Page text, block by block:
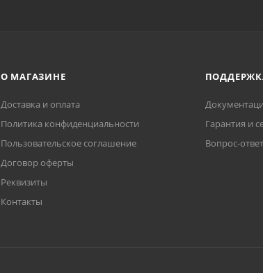
О МАГАЗИНЕ
Доставка и оплата
Политика конфиденциальности
Пользовательское соглашение
Договор оферты
Реквизиты
Контакты
Гарантия и
Вопрос-ответ